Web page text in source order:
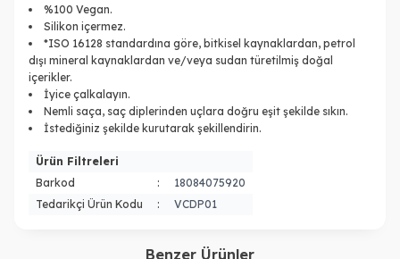
%100 Vegan.
Silikon içermez.
*ISO 16128 standardına göre, bitkisel kaynaklardan, petrol
dışı mineral kaynaklardan ve/veya sudan türetilmiş doğal
içerikler.
İyice çalkalayın.
Nemli saça, saç diplerinden uçlara doğru eşit şekilde sıkın.
İstediğiniz şekilde kurutarak şekillendirin.
Ürün Filtreleri
Barkod
:
18084075920
Tedarikçi Ürün Kodu
: VCDP01
Benzer Ürünler